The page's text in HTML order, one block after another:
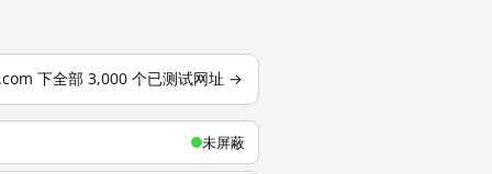
下全部 3,000 个已测试网址 →
未屏蔽